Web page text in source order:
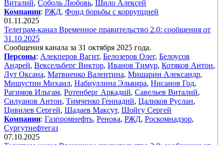
Виталий, Соболь Любовь, Шило Алексей
Компании: РЖД, Фонд борьбы с коррупцией
01.11.2025
Телеграм-канал Временное правительство 2.0: сообщения от
31.10.2025
Сообщения канала за 31 октября 2025 года.
Персоны: Алекперов Вагит, Белозеров Олег, Белоусов
Андрей, Вексельберг Виктор, Иванов Тимур, Котяков Антон,
Лут Оксана, Матвиенко Валентина, Мишарин Александр,
Мишустин Михаил, Набиуллина Эльвира, Нисанов Год,
Рагимов Ильгам, Ротенберг Аркадий, Савельев Виталий,
Силуанов Антон, Тимченко Геннадий, Цаликов Руслан,
Цивилев Сергей, Шадаев Максут, Шойгу Сергей
Компании: Газпромнефть, Ренова, РЖД, Роскомнадзор,
Сургутнефтегаз
07.10.2025